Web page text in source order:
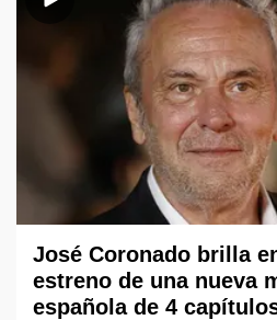
José Coronado brilla
estreno de una nueva
española de 4